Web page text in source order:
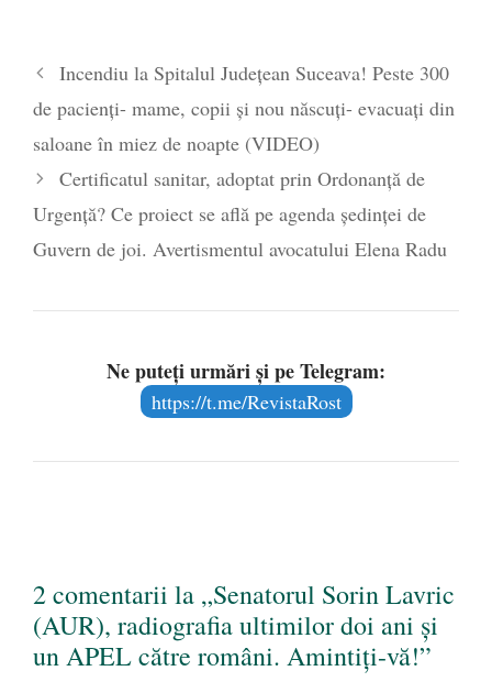
Incendiu la Spitalul Judeţean Suceava! Peste 300
de pacienți- mame, copii și nou născuți- evacuați din
saloane în miez de noapte (VIDEO)
Certificatul sanitar, adoptat prin Ordonanță de
Urgență? Ce proiect se află pe agenda ședinței de
Guvern de joi. Avertismentul avocatului Elena Radu
Ne puteți urmări și pe Telegram:
https://t.me/RevistaRost
2 comentarii la „Senatorul Sorin Lavric
(AUR), radiografia ultimilor doi ani și
un APEL către români. Amintiți-vă!”